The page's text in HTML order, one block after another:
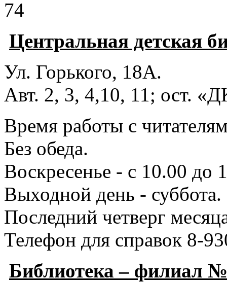
74
Центральная детская
Ул. Горького, 18А.
Авт. 2, 3, 4,10, 11; ост.
Время работы с
Без обеда.
Воскресенье - с 10.00 до
Выходной день - суббота.
Последний четверг
Телефон для справок 8-
Библиотека – филиал